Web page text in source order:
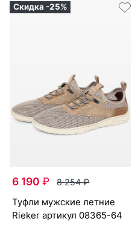
Скидка -25%
6 190₽ 8 254₽
туф­ли мужс­кие лет­ние
Ri­eker артикул 08365-64